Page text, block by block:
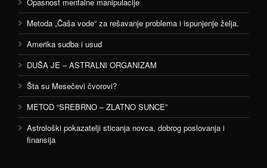
Metoda „Čaša vode“ za rešavanje problema i ispunjenje želja.
Amerika sudba i usud
DUŠA JE – ASTRALNI ORGANIZAM
Šta su Mesečevi čvorovi?
METOD “SREBRNO – ZLATNO SUNCE”
Astrološki pokazatelji sticanja novca, dobrog poslovanja i
finansija